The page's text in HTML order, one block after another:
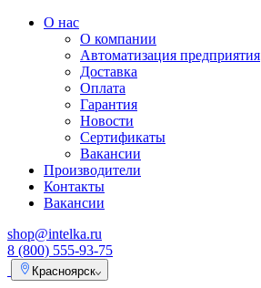
О нас
О компании
Автоматизация предприятия
Доставка
Оплата
Гарантия
Новости
Сертификаты
Вакансии
Производители
Контакты
Вакансии
shop@intelka.ru
8 (800) 555-93-75
Красноярск